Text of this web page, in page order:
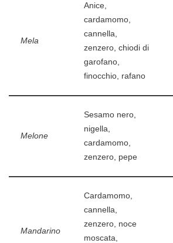
Mela
Anice,
cardamomo,
cannella,
zenzero, chiodi di
garofano,
finocchio, rafano
Melone
Sesamo nero,
nigella,
cardamomo,
zenzero, pepe
Mandarino
Cardamomo,
cannella,
zenzero, noce
moscata,